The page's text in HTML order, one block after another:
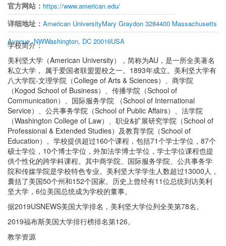
官方网站： https://www.american.edu/
详细地址： American UniversityMary Graydon 3284400 Massachusetts
Avenue, NWWashington, DC 20016USA
学校简介：
美利坚大学（American University），简称为AU，是一所全美著名
私立大学， 属于爱国者联盟盟校之一。1893年成立。美利坚大学有
八大学院-文理学院（College of Arts & Sciences）、商学院
（Kogod School of Business）、传播学院（School of
Communication）、国际服务学院 （School of International
Service）、公共事务学院（School of Public Affairs）、法学院
（Washington College of Law）、职业&扩展研究学院（School of
Professional & Extended Studies）及教育学院（School of
Education）。学校提供超过160个课程，包括71个学士学位，87个
硕士学位，10个博士学位，外加法学博士学位，学士学位课程也提
供个性化的跨学科课程。其中商学院、国际服务学院、公共事务学
院和传媒学院是学校特色专业。美利坚大学学生人数超过13000人，
囊括了美国50个州和152个国家。历史上曾经有11位总统到访美利
坚大学，6位美国总统成为学校的董事。
据2019USNEWS美国大学排名，美利坚大学位列全美第78名。
2019福布斯美国大学排行榜排名第126。
教学资源